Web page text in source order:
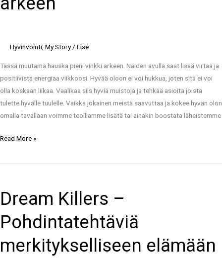
Hyvinvointi My Story/ Else
Tässä muutama hauska pieni vinkki arkeen. Näiden avulla saat lisää virtaa ja
positiivista energiaa viikkoosi. Hyvää oloon ei voi hukkua, joten sitä ei voi
olla koskaan liikaa. Vaalikaa siis hyviä muistoja ja tehkää asioita joista
tulette hyvälle tuulelle. Vaikka jokainen meistä saavuttaa ja kokee hyvän olon
omalla tavallaan voimme teoillamme lisätä tai ainakin boostata läheistemme
Read More »
Dream Killers –
Pohdintatehtäviä
merkitykselliseen elämään
–
Pohdintatehtäviä
merkitykselliseen